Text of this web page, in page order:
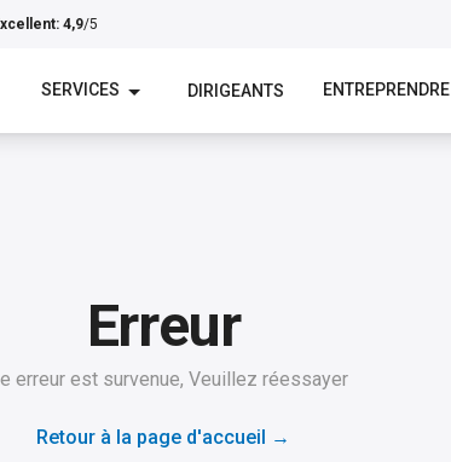
: 4,9/5
SERVICES DIRIGEANTS ENTREPRENDRE
Erreur
erreur est survenue, Veuillez réessayer
Retour à la page d'accueil →